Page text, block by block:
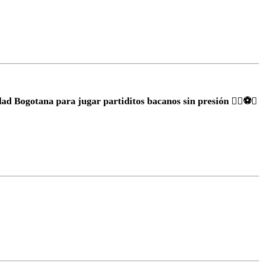
Bogotana para jugar partiditos bacanos sin presión ✌🏽⚽️🥅